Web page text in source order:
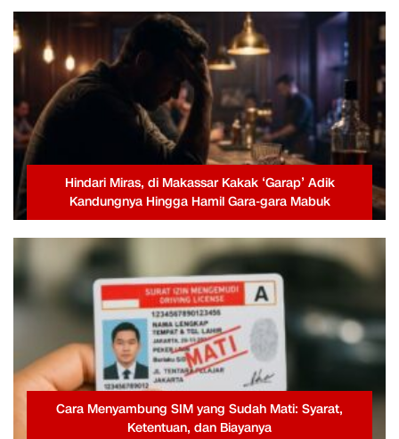
Hindari Miras, di Makassar Kakak ‘Garap’ Adik
Kandungnya Hingga Hamil Gara-gara Mabuk
Cara Menyambung SIM yang Sudah Mati: Syarat,
Ketentuan, dan Biayanya